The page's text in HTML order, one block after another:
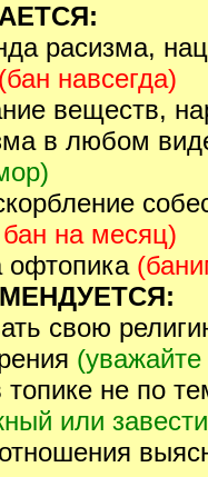
расизма,
(бан навсегда)
веществ,
в любом
на месяц)
офтопика
свою
(уважайте
топике не по
или